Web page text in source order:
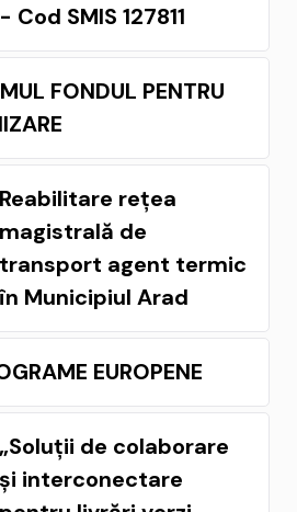
- Cod SMIS 127811
FONDUL PENTRU
Reabilitare rețea
magistrală de
transport agent termic
în Municipiul Arad
EUROPENE
„Soluții de colaborare
și interconectare